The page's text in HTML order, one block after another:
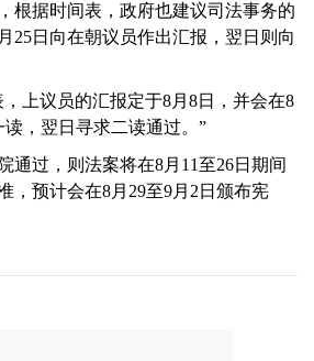
根据时间表，政府也建议司法事务的
25日向在朝议员作出汇报，翌日则向
上议员的汇报定于8月8日，并会在8
读，翌日寻求二读通过。”
通过，则法案将在8月11至26日期间
，预计会在8月29至9月2日颁布宪